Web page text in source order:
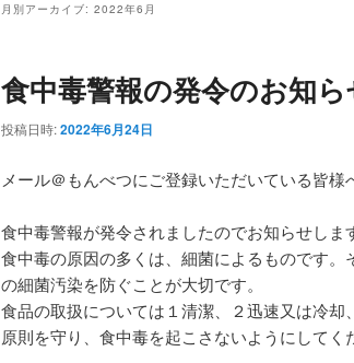
月別アーカイブ: 2022年6月
食中毒警報の発令のお知ら
投稿日時:2022年6月24日
メール＠もんべつにご登録いただいている皆様
食中毒警報が発令されましたのでお知らせしま
食中毒の原因の多くは、細菌によるものです
の細菌汚染を防ぐことが大切です。
食品の取扱については１清潔、２迅速又は冷
原則を守り、食中毒を起こさないようにしてく